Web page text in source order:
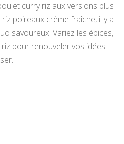
curry riz aux versions plus
poireaux crème fraîche, il y a
savoureux. Variez les épices,
pour renouveler vos idées